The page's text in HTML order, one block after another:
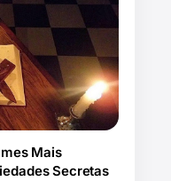
Mais
Secretas